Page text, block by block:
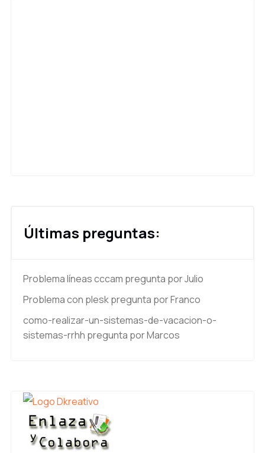
Últimas preguntas:
Problema líneas cccam pregunta por Julio
Problema con pleskpregunta por Franco
como-realizar-un-sistemas-de-vacacion-o-
sistemas-rrhh pregunta por Marcos